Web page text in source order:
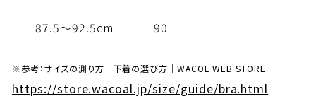
87.5～92.5cm 90
※参考：サイズの測り方 下着の選び方｜WACOL WEB STORE
https://store.wacoal.jp/size/guide/bra.html